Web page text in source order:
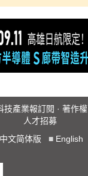
技產業報訂閱 · 著作權
人才招募
中文简体版 ■ English